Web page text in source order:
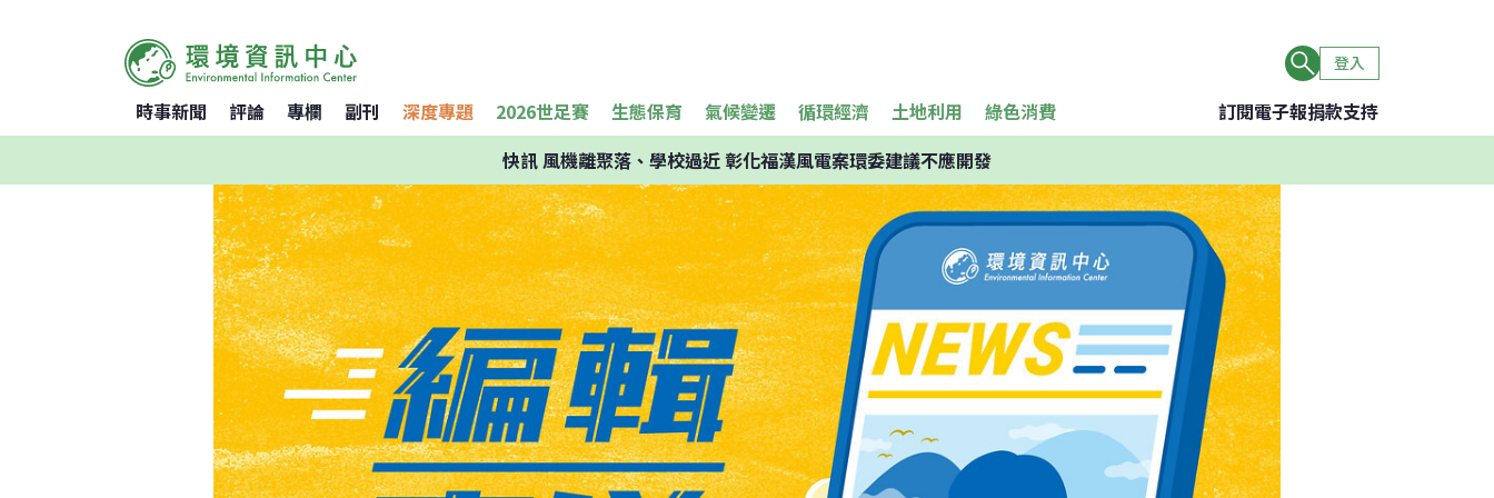
登入
時事新聞 評論 專欄 副刊 深度專題 2026世足賽 生態保育 氣候變遷 循環經濟 土地利用 綠色消費 訂閱電子報捐款支持
快訊風機離聚落、學校過近 彰化福漢風電案環委建議不應開發